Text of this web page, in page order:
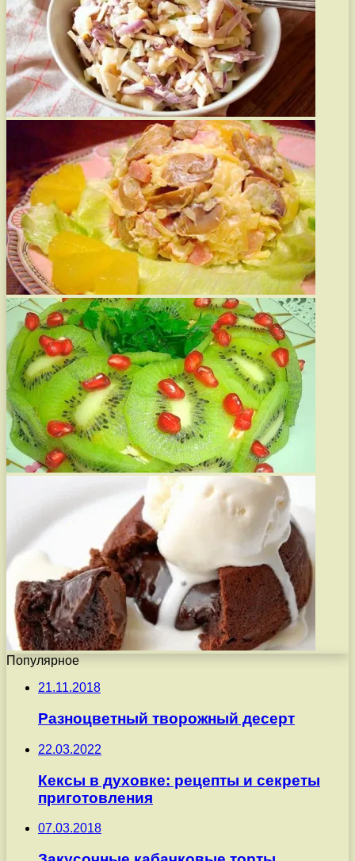
Популярное
21.11.2018
Разноцветный творожный десерт
22.03.2022
Кексы в духовке: рецепты и секреты
приготовления
07.03.2018